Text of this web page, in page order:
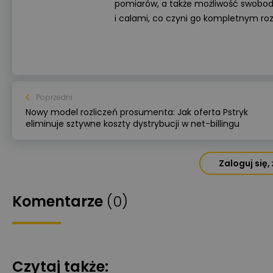
pomiarów, a także możliwość
i calami, co czyni go kompletnym
Poprzedni
Nowy model rozliczeń prosumenta: Jak oferta Pstryk
eliminuje sztywne koszty dystrybucji w net-billingu
Zaloguj
Komentarze (0)
Czytaj także: